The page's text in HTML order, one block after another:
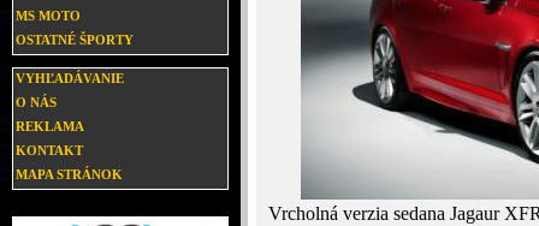
MS MOTO
OSTATNÉ ŠPORTY
VYHĽADÁVANIE
O NÁS
REKLAMA
KONTAKT
MAPA STRÁNOK
Vrcholná verzia sedana Jagaur